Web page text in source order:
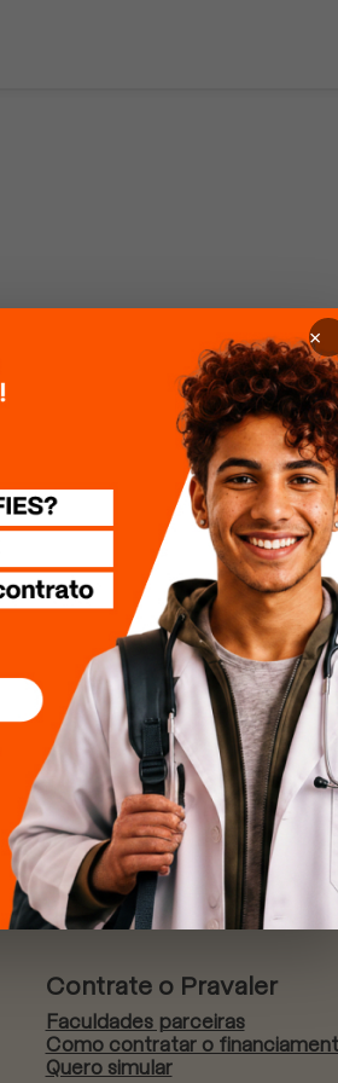
Contrate o Pravaler
Faculdades parceiras
Como contratar o
Quero simular
×